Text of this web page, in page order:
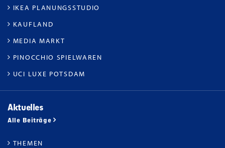
IKEA PLANUNGSSTUDIO
KAUFLAND
MEDIA MARKT
PINOCCHIO SPIELWAREN
UCI LUXE POTSDAM
Aktuelles
Alle Beiträge
THEMEN